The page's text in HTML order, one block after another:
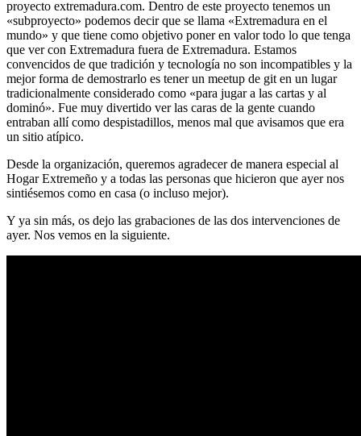
proyecto extremadura.com. Dentro de este proyecto tenemos un
«subproyecto» podemos decir que se llama «Extremadura en el
mundo» y que tiene como objetivo poner en valor todo lo que tenga
que ver con Extremadura fuera de Extremadura. Estamos
convencidos de que tradición y tecnología no son incompatibles y la
mejor forma de demostrarlo es tener un meetup de git en un lugar
tradicionalmente considerado como «para jugar a las cartas y al
dominó». Fue muy divertido ver las caras de la gente cuando
entraban allí como despistadillos, menos mal que avisamos que era
un sitio atípico.
Desde la organización, queremos agradecer de manera especial al
Hogar Extremeño y a todas las personas que hicieron que ayer nos
sintiésemos como en casa (o incluso mejor).
Y ya sin más, os dejo las grabaciones de las dos intervenciones de
ayer. Nos vemos en la siguiente.